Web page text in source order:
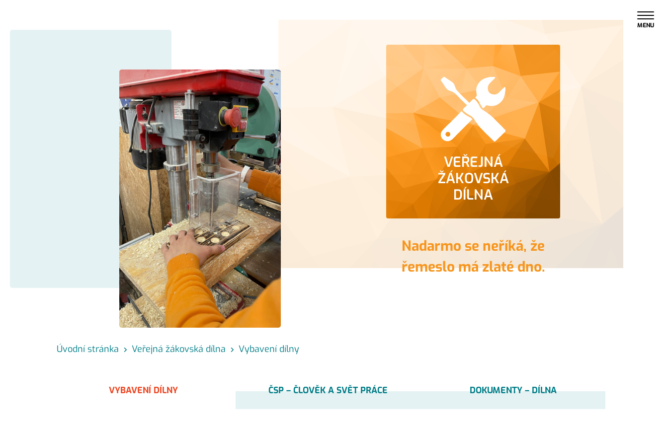
MENU
VEŘEJNÁ
ŽÁKOVSKÁ
DÍLNA
Nadarmo se neříká, že
řemeslo má zlaté dno.
Úvodní stránka Veřejná žákovská dílna Vybavení dílny
VYBAVENÍ DÍLNY ČSP – ČLOVĚK A SVĚT PRÁCE DOKUMENTY – DÍLNA